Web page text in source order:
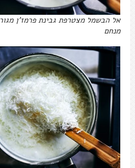
אל הבשמל מצטרפת גבינת פרמז'ן
מנחם